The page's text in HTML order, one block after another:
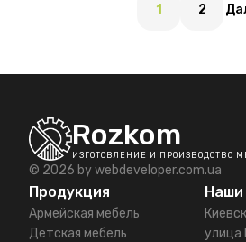
1 2
Rozkom
ИЗГОТОВЛЕНИЕ И ПРОИЗВОДСТВО
© 2026 bywebdeveloper.com.ua
Продукция
Армейская мебель
Детская мебель
Наши
улица